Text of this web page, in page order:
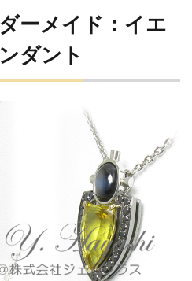
ーメイド：イエ
ダント